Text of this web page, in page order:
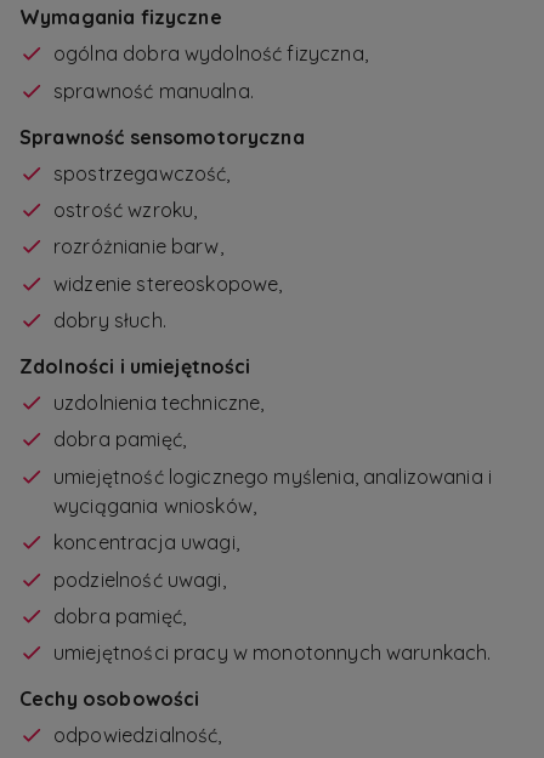
Wymagania fizyczne
ogólna dobra wydolność fizyczna,
sprawność manualna.
Sprawność sensomotoryczna
spostrzegawczość,
ostrość wzroku,
rozróżnianie barw,
widzenie stereoskopowe,
dobry słuch.
Zdolności i umiejętności
uzdolnienia techniczne,
dobra pamięć,
umiejętność logicznego myślenia, analizowania i
wyciągania wniosków,
koncentracja uwagi,
podzielność uwagi,
dobra pamięć,
umiejętności pracy w monotonnych warunkach.
Cechy osobowości
odpowiedzialność,